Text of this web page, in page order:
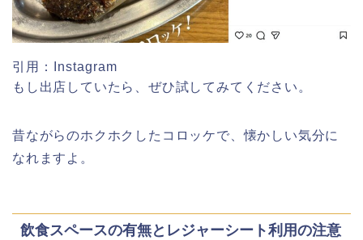
角館桜まつり2026の屋台(出店)やライ
出店情報!混雑や渋滞も調査!
引用：Instagram
もし出店していたら、ぜひ試してみてください。
昔ながらのホクホクしたコロッケで、懐かしい気分に
なれますよ。
飲食スペースの有無とレジャーシート利用の注意